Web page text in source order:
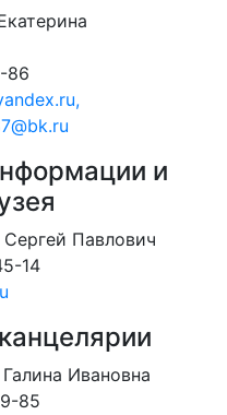
86
и
Павлович
14
Ивановна
85